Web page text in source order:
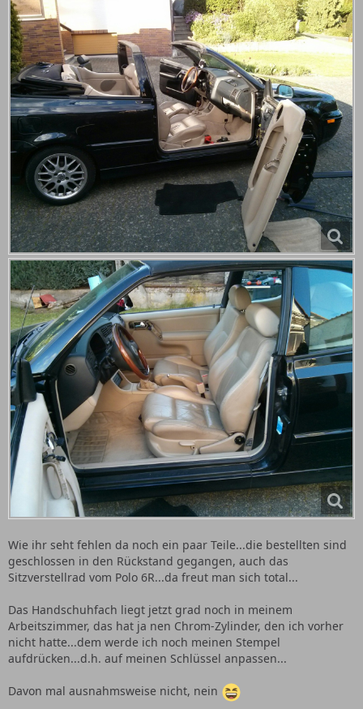
Wie ihr seht fehlen da noch ein paar Teile...die bestellten sind
geschlossen in den Rückstand gegangen, auch das
Sitzverstellrad vom Polo 6R...da freut man sich total...
Das Handschuhfach liegt jetzt grad noch in meinem
Arbeitszimmer, das hat ja nen Chrom-Zylinder, den ich vorher
nicht hatte...dem werde ich noch meinen Stempel
aufdrücken...d.h. auf meinen Schlüssel anpassen...
Davon mal ausnahmsweise nicht, nein